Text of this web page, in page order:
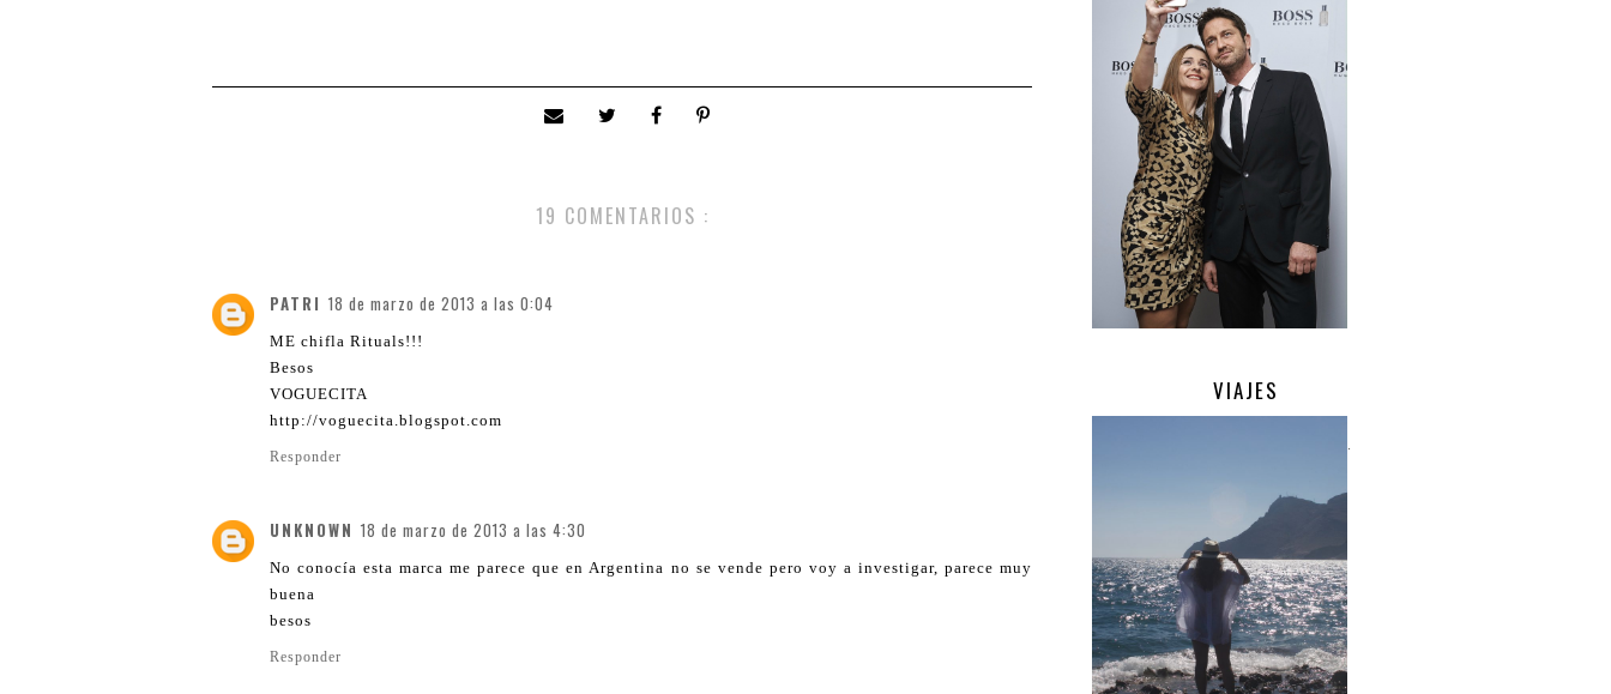
19 COMENTARIOS :
PATRI 18 de marzo de 2013 a las 0:04
ME chifla Rituals!!!
Besos
VOGUECITA
http://voguecita.blogspot.com
Responder
UNKNOWN 18 de marzo de 2013 a las 4:30
No conocía esta marca me parece que en Argentina no se vende pero voy a investigar, parece muy
buena
besos
Responder
VIAJES
.